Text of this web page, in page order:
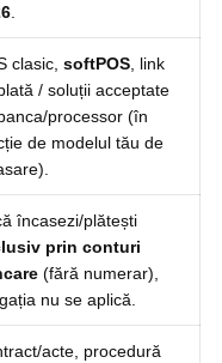
.
clasic, softPOS, link
/ soluții acceptate
processor (în
de modelul tău de
încasezi/plătești
prin conturi
(fără numerar),
nu se aplică.
acte, procedură